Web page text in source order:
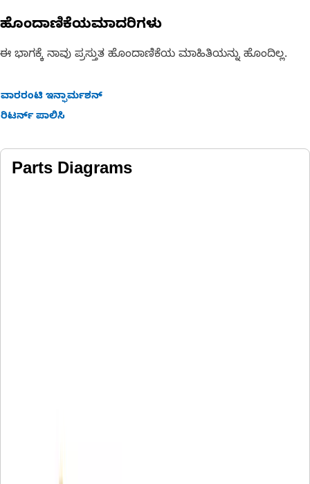
ಹೊಂದಾಣಿಕೆಯಮಾದರಿಗಳು
ಈ ಭಾಗಕ್ಕೆ ನಾವು ಪ್ರಸ್ತುತ ಹೊಂದಾಣಿಕೆಯ ಮಾಹಿತಿಯನ್ನು ಹೊಂದಿಲ್ಲ.
ವಾರರಂಟಿ ಇನ್ಫಾರ್ಮಶನ್
ರಿಟರ್ನ್ ಪಾಲಿಸಿ
Parts Diagrams